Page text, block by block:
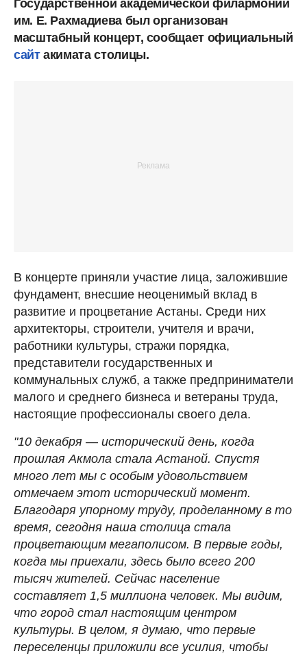
Государственной академической филармонии
им. Е. Рахмадиева был организован
масштабный концерт, сообщает официальный
сайтакимата столицы.
В концерте приняли участие лица, заложившие
фундамент, внесшие неоценимый вклад в
развитие и процветание Астаны. Среди них
архитекторы, строители, учителя и врачи,
работники культуры, стражи порядка,
представители государственных и
коммунальных служб, а также предприниматели
малого и среднего бизнеса и ветераны труда,
настоящие профессионалы своего дела.
"10 декабря — исторический день, когда
прошлая Акмола стала Астаной. Спустя
много лет мы с особым удовольствием
отмечаем этот исторический момент.
Благодаря упорному труду, проделанному в то
время, сегодня наша столица стала
процветающим мегаполисом. В первые годы,
когда мы приехали, здесь было всего 200
тысяч жителей. Сейчас население
составляет 1,5 миллиона человек. Мы видим,
что город стал настоящим центром
культуры. В целом, я думаю, что первые
переселенцы приложили все усилия, чтобы